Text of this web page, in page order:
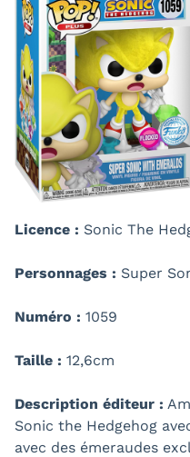
Licence : Sonic The
Personnages : Super
Numéro : 1059
Taille : 12,6cm
Description éditeur :
Sonic the Hedgehog
avec des émeraudes